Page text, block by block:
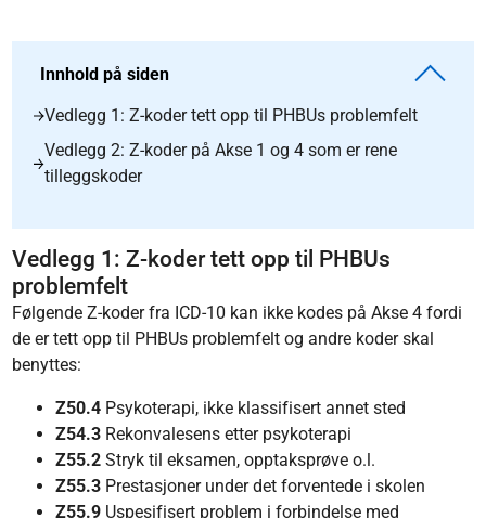
Innhold på siden
Vedlegg 1: Z-koder tett opp til PHBUs problemfelt
Vedlegg 2: Z-koder på Akse 1 og 4 som er rene
tilleggskoder
Vedlegg 1: Z-koder tett opp til PHBUs
problemfelt
Følgende Z-koder fra ICD-10 kan ikke kodes på Akse 4 fordi
de er tett opp til PHBUs problemfelt og andre koder skal
benyttes:
Z50.4 Psykoterapi, ikke klassifisert annet sted
Z54.3 Rekonvalesens etter psykoterapi
Z55.2Stryk til eksamen, opptaksprøve o.l.
Z55.3 Prestasjoner under det forventede i skolen
Z55.9 Uspesifisert problem i forbindelse med